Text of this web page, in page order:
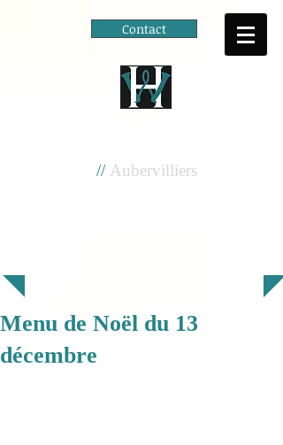
Contact
//Aubervilliers
Menu de Noël du 13
décembre